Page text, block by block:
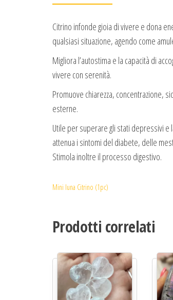
Citrino infonde gioia di vivere e dona
qualsiasi situazione, agendo come
Migliora l’autostima e la capacità di
vivere con serenità.
Promuove chiarezza, concentrazione,
esterne.
Utile per superare gli stati depressivi e
attenua i sintomi del diabete, delle
Stimola inoltre il processo digestivo.
Mini luna Citrino (1pc)
Prodotti correlati